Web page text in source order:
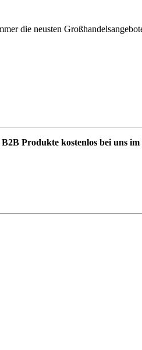
die neusten
Produkte kostenlos bei uns